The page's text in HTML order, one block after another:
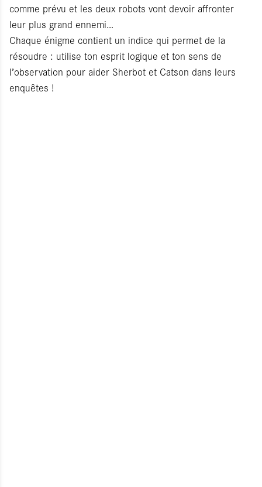
comme prévu et les deux robots vont devoir affronter
leur plus grand ennemi…
Chaque énigme contient un indice qui permet de la
résoudre : utilise ton esprit logique et ton sens de
l’observation pour aider Sherbot et Catson dans leurs
enquêtes !